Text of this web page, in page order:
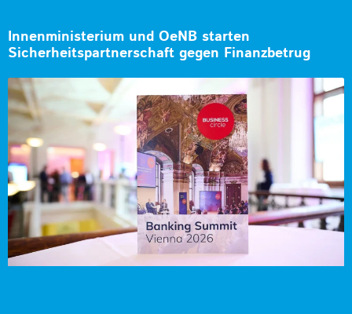
Innenministerium und OeNB starten
Sicherheitspartnerschaft gegen Finanzbetrug